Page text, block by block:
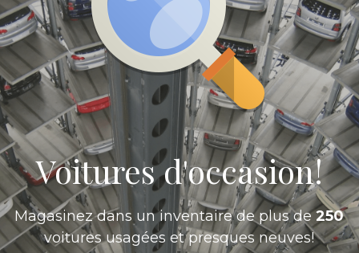
Voitures d'occasion!
Magasinez dans un inventaire de plus de 250
voitures usagées et presques neuves!